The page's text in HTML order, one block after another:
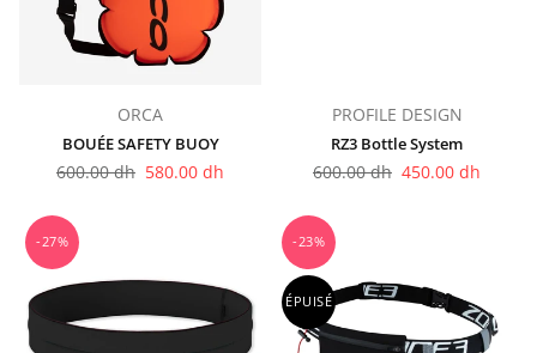
ORCA
BOUÉE SAFETY BUOY
Prix
600.00 dh 580.00 dh
PROFILE DESIGN
RZ3 Bottle System
Prix
600.00 dh 450.00 dh
-27% -23%
ÉPUISÉ